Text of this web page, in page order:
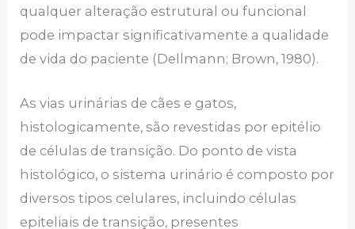
qualquer alteração estrutural ou funcional
pode impactar significativamente a qualidade
de vida do paciente (Dellmann; Brown, 1980).
As vias urinárias de cães e gatos,
histologicamente, são revestidas por epitélio
de células de transição. Do ponto de vista
histológico, o sistema urinário é composto por
diversos tipos celulares, incluindo células
epiteliais de transição, presentes